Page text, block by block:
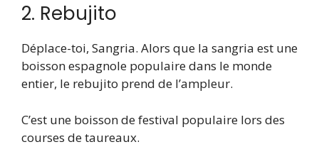
2. Rebujito
Déplace-toi, Sangria. Alors que la sangria est une
boisson espagnole populaire dans le monde
entier, le rebujito prend de l’ampleur.
C’est une boisson de festival populaire lors des
courses de taureaux.